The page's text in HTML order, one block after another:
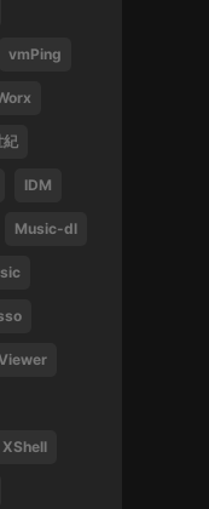
演唱會 A
DTS-HD
vmPing
IDM
Music-dl
XShell